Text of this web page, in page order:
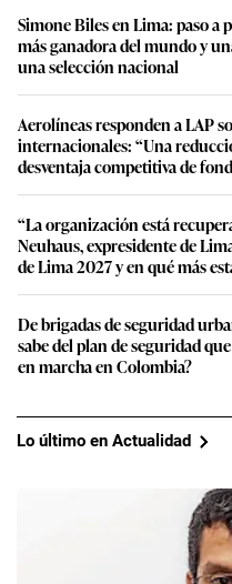
Simone Biles en Lima: paso a
más ganadora del mundo y
una selección nacional
Aerolíneas responden a LAP
internacionales: “Una
desventaja competitiva de
“La organización está
Neuhaus, expresidente de
de Lima 2027 y en qué más
De brigadas de seguridad
sabe del plan de seguridad
en marcha en Colombia?
Lo último en Actualidad